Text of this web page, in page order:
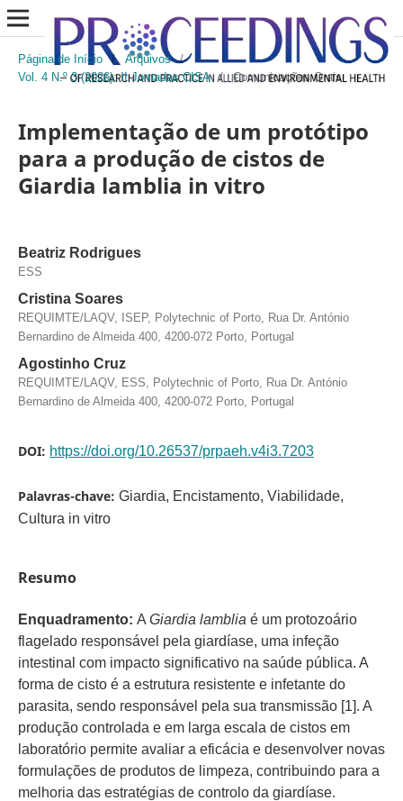
Página de Início / Arquivos
/
Vol. 4 N.º 3 (2026): II Jornadas CISA
/ Comunicações Orais
Implementação de um protótipo
para a produção de cistos de
Giardia lamblia in vitro
Beatriz Rodrigues
ESS
Cristina Soares
REQUIMTE/LAQV, ISEP, Polytechnic of Porto, Rua Dr. António
Bernardino de Almeida 400, 4200-072 Porto, Portugal
Agostinho Cruz
REQUIMTE/LAQV, ESS, Polytechnic of Porto, Rua Dr. António
Bernardino de Almeida 400, 4200-072 Porto, Portugal
DOI: https://doi.org/10.26537/prpaeh.v4i3.7203
Palavras-chave: Giardia, Encistamento, Viabilidade,
Cultura in vitro
Resumo
Enquadramento: A Giardia lamblia é um protozoário
flagelado responsável pela giardíase, uma infeção
intestinal com impacto significativo na saúde pública. A
forma de cisto é a estrutura resistente e infetante do
parasita, sendo responsável pela sua transmissão [1]. A
produção controlada e em larga escala de cistos em
laboratório permite avaliar a eficácia e desenvolver novas
formulações de produtos de limpeza, contribuindo para a
melhoria das estratégias de controlo da giardíase.